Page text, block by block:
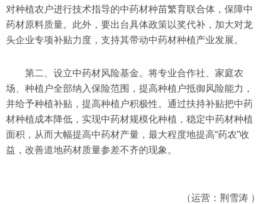
对种植农户进行技术指导的中药材种苗繁育联合体，保障中
药材原料质量。此外，要出台具体政策以奖代补，加大对龙
头企业专项补贴力度，支持其带动中药材种植产业发展。
第二、设立中药材风险基金。将专业合作社、家庭农
场、种植户全部纳入保险范围，提高种植户抵御风险能力，
并给予种植补贴，提高种植户积极性。通过扶持补贴把中药
材种植成本降低，实现中药材规模化种植，稳定中药材种植
面积，从而大幅提高中药材产量，最大程度地提高“药农”收
益，改善道地药材质量参差不齐的现象。
（运营：荆雪涛 ）